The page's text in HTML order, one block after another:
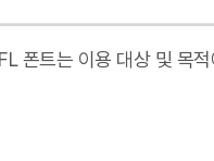
폰트는 이용 대상 및 목